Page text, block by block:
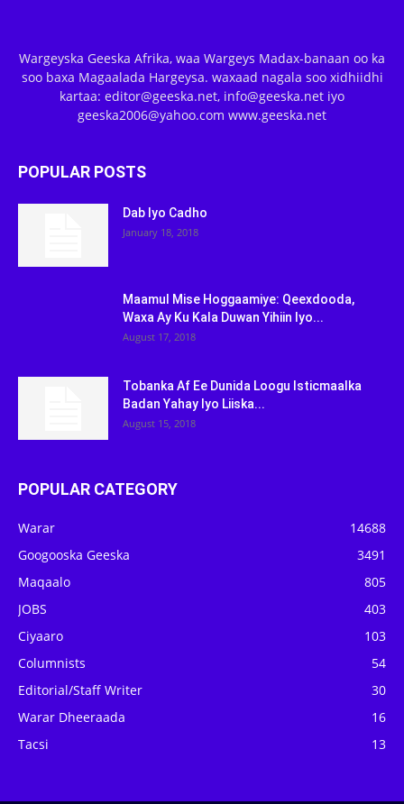
Wargeyska Geeska Afrika, waa Wargeys Madax-banaan oo ka
soo baxa Magaalada Hargeysa. waxaad nagala soo xidhiidhi
kartaa: editor@geeska.net, info@geeska.net iyo
geeska2006@yahoo.com www.geeska.net
POPULAR POSTS
Dab Iyo Cadho
January 18, 2018
Maamul Mise Hoggaamiye: Qeexdooda,
Waxa Ay Ku Kala Duwan Yihiin Iyo...
August 17, 2018
Tobanka Af Ee Dunida Loogu Isticmaalka
Badan Yahay Iyo Liiska...
August 15, 2018
POPULAR CATEGORY
Warar
14688
Googooska Geeska
3491
Maqaalo
805
JOBS
403
Ciyaaro
103
Columnists
54
Editorial/Staff Writer
30
Warar Dheeraada
16
Tacsi
13